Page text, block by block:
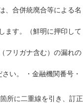
、合併統廃合等による名
ます。（鮮明に押印して
フリガナ含む）の漏れの
い。 ・金融機関番号・
所に二重線を引き、訂正